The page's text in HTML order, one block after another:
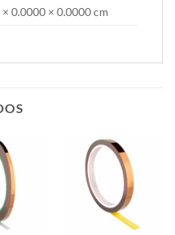
0.0000 × 0.0000 cm